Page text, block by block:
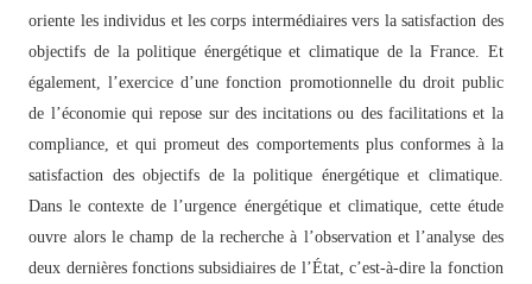
oriente les individus et les corps intermédiaires vers la satisfaction des
objectifs de la politique énergétique et climatique de la France. Et
également, l’exercice d’une fonction promotionnelle du droit public
de l’économie qui repose sur des incitations ou des facilitations et la
compliance, et qui promeut des comportements plus conformes à la
satisfaction des objectifs de la politique énergétique et climatique.
Dans le contexte de l’urgence énergétique et climatique, cette étude
ouvre alors le champ de la recherche à l’observation et l’analyse des
deux dernières fonctions subsidiaires de l’État, c’est-à-dire la fonction